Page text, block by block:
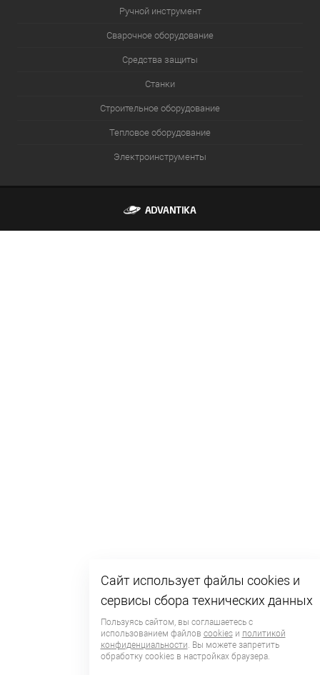
Ручной инструмент
Сварочное оборудование
Средства защиты
Станки
Строительное оборудование
Тепловое оборудование
Электроинструменты
Сайт использует файлы cookies и
сервисы сбора технических данных
Пользуясь сайтом, вы соглашаетесь с
использованием файлов cookiesи политикой
конфиденциальности. Вы можете запретить
обработку сookies в настройках браузера.